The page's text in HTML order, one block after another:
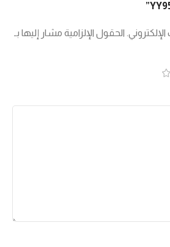
الحقول الإلزامية مشار إليها بـ